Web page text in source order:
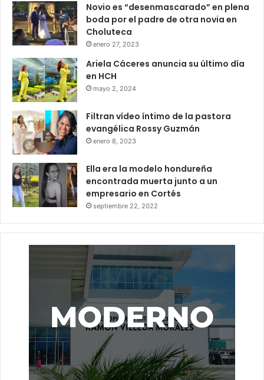
Novio es “desenmascarado” en plena
boda por el padre de otra novia en
Choluteca
enero 27, 2023
Ariela Cáceres anuncia su último día
en HCH
mayo 2, 2024
Filtran vídeo íntimo de la pastora
evangélica Rossy Guzmán
enero 8, 2023
Ella era la modelo hondureña
encontrada muerta junto a un
empresario en Cortés
septiembre 22, 2022